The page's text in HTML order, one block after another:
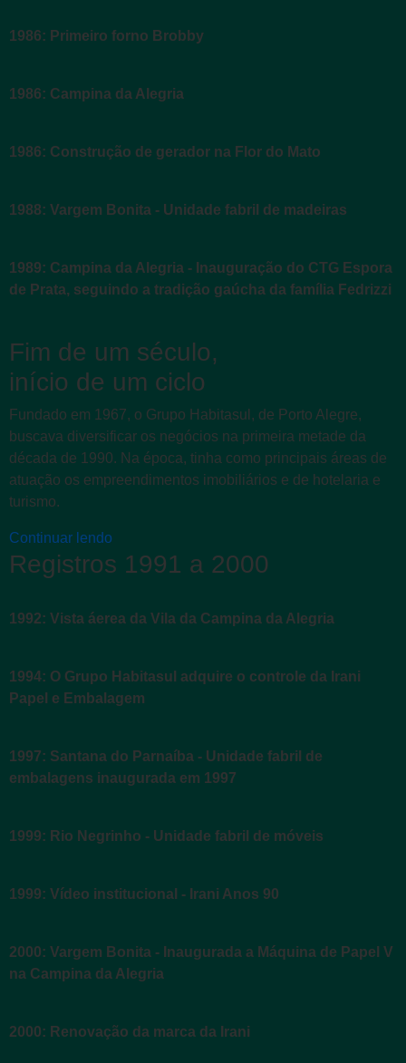
1986: Primeiro forno Brobby
1986: Campina da Alegria
1986: Construção de gerador na Flor do Mato
1988: Vargem Bonita - Unidade fabril de madeiras
1989: Campina da Alegria - Inauguração do CTG Espora
de Prata, seguindo a tradição gaúcha da família Fedrizzi
Fim de um século,
início de um ciclo
Fundado em 1967, o Grupo Habitasul, de Porto Alegre,
buscava diversificar os negócios na primeira metade da
década de 1990. Na época, tinha como principais áreas de
atuação os empreendimentos imobiliários e de hotelaria e
turismo.
Continuar lendo
Registros 1991 a 2000
1992: Vista áerea da Vila da Campina da Alegria
1994: O Grupo Habitasul adquire o controle da Irani
Papel e Embalagem
1997: Santana do Parnaíba - Unidade fabril de
embalagens inaugurada em 1997
1999: Rio Negrinho - Unidade fabril de móveis
1999: Vídeo institucional - Irani Anos 90
2000: Vargem Bonita - Inaugurada a Máquina de Papel V
na Campina da Alegria
2000: Renovação da marca da Irani